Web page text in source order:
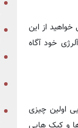
خواهید از این
خود آگاه
اولین چیزی
و کپک هایی